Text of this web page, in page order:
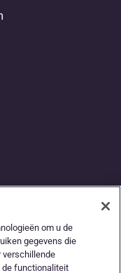
om u de
gegevens die
verschillende
de functionaliteit